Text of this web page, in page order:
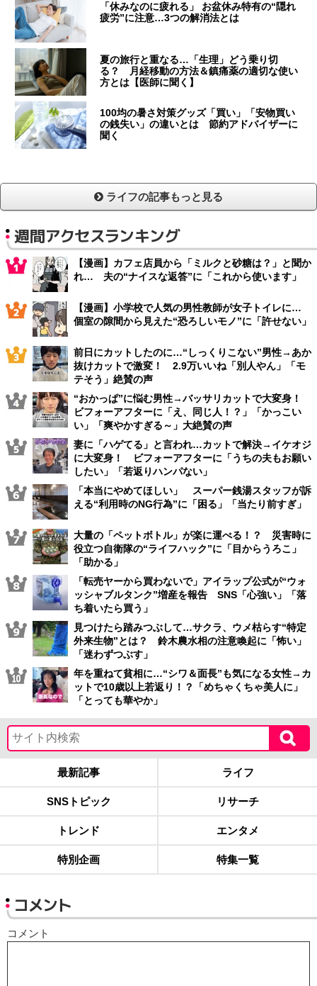
「休みなのに疲れる」 お盆休み特有の“隠れ
疲労”に注意…3つの解消法とは
夏の旅行と重なる…「生理」どう乗り切
る？ 月経移動の方法＆鎮痛薬の適切な使い
方とは【医師に聞く】
100均の暑さ対策グッズ「買い」「安物買い
の銭失い」の違いとは 節約アドバイザーに
聞く
ライフの記事もっと見る
週間アクセスランキング
【漫画】カフェ店員から「ミルクと砂糖は？」と聞か
れ… 夫の“ナイスな返答”に「これから使います」
【漫画】小学校で人気の男性教師が女子トイレに…
個室の隙間から見えた“恐ろしいモノ”に「許せない」
前日にカットしたのに…“しっくりこない”男性→あか
抜けカットで激変！ 2.9万いいね「別人やん」「モ
テそう」絶賛の声
“おかっぱ”に悩む男性→バッサリカットで大変身！
ビフォーアフターに「え、同じ人！？」「かっこい
い」「爽やかすぎる～」大絶賛の声
妻に「ハゲてる」と言われ…カットで解決→イケオジ
に大変身！ ビフォーアフターに「うちの夫もお願い
したい」「若返りハンパない」
「本当にやめてほしい」 スーパー銭湯スタッフが訴
える“利用時のNG行為”に「困る」「当たり前すぎ」
大量の「ペットボトル」が楽に運べる！？ 災害時に
役立つ自衛隊の“ライフハック”に「目からうろこ」
「助かる」
「転売ヤーから買わないで」アイラップ公式が“ウォ
ッシャブルタンク”増産を報告 SNS「心強い」「落
ち着いたら買う」
見つけたら踏みつぶして…サクラ、ウメ枯らす“特定
外来生物”とは？ 鈴木農水相の注意喚起に「怖い」
「迷わずつぶす」
年を重ねて貧相に…“シワ＆面長”も気になる女性→カ
ットで10歳以上若返り！？「めちゃくちゃ美人に」
「とっても華やか」
最新記事 ライフ
SNSトピック リサーチ
トレンド エンタメ
特別企画 特集一覧
コメント
コメント